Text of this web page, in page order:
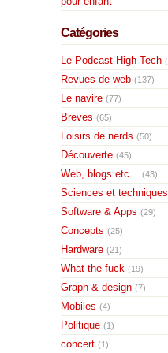
Catégories
Le Podcast High Tech
Revues de web (137)
Le navire (77)
Breves (65)
Loisirs de nerds (50)
Découverte (45)
Web, blogs etc... (43)
Sciences et techniques
Software & Apps (29)
Concepts (25)
Hardware (21)
What the fuck (19)
Graph & design (7)
Mobiles (4)
Politique (1)
concert (1)